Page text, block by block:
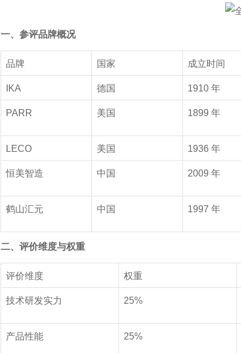
一、参评品牌概况
品牌 国家 成立时间
IKA 德国 1910 年
PARR 美国 1899 年
LECO 美国 1936 年
恒美智造 中国 2009 年
鹤山汇元 中国 1997 年
二、评价维度与权重
评价维度 权重
技术研发实力 25%
产品性能 25%